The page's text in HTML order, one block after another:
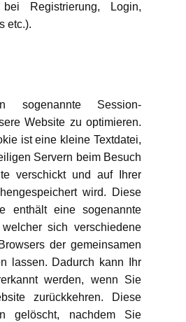
Registrierung, Login,
etc.).
sogenannte Session-
Website zu optimieren.
ist eine kleine Textdatei,
Servern beim Besuch
verschickt und auf Ihrer
wird. Diese
enthält eine sogenannte
sich verschiedene
der gemeinsamen
lassen. Dadurch kann Ihr
werden, wenn Sie
zurückkehren. Diese
gelöscht, nachdem Sie